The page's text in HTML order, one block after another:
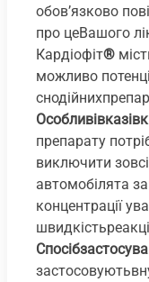
обов’язково
про цеВашого
Кардіофіт®
можливо
препарату
виключити
автомобілята
концентрації